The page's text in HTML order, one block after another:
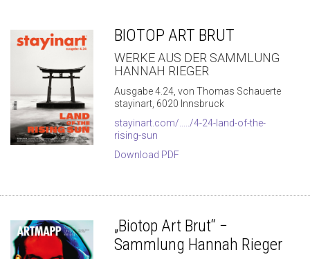
BIOTOP ART BRUT
WERKE AUS DER SAMMLUNG
HANNAH RIEGER
Ausgabe 4.24, von Thomas Schauerte
stayinart, 6020 Innsbruck
stayinart.com/...../4-24-land-of-the-
rising-sun
Download PDF
„Biotop Art Brut“ −
Sammlung Hannah Rieger